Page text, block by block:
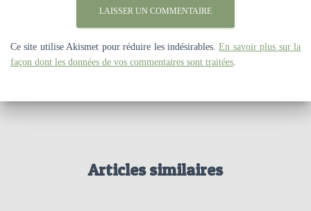
Ce site utilise Akismet pour réduire les indésirables.En savoir plus sur la
façon dont les données de vos commentaires sont traitées.
Articles similaires